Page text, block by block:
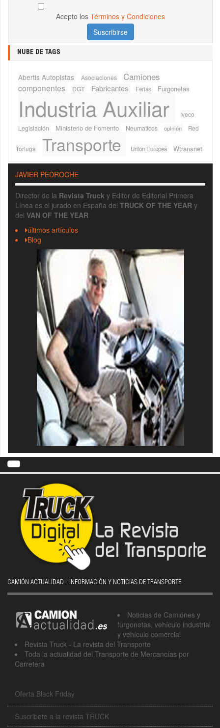
Acepto los Términos y Condiciones
NUBE DE TAGS
Abertis Autopistas Asociaciones Camiones
componentes DGT Fabricantes Ferias Furgonetas
Industria Auxiliar
Iveco
Legislación
Ministerio de Fomento Neumaticos opinión Red
Tortuga Transporte Unión Europea Wtransnet
JAVIER PEDROCHE
Director de la Revista Truck y Editor de Editorial Primera
Línea es el jurado en España del TRUCK OF THE YEAR y
del VAN OF THE YEAR
últimos artículos
Blog
CAMIÓN ACTUALIDAD - INFORMACIÓN Y NOTICIAS DE TRANSPORTE
Noticias de Camiónes y
furgonetas, vehículo industrial
y vehículo comercial
Revista Truck - La revista del Transporte
Toda la actualidad del Transporte de Mercancías por
Carretera
Oferta Black Friday
Suscribete a la revista TRUCK